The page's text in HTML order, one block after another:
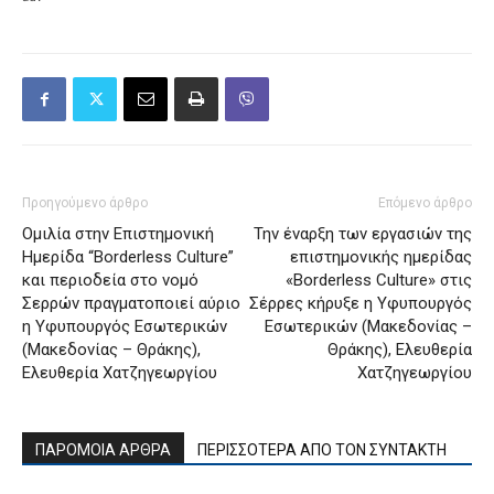
Προηγούμενο άρθρο
Ομιλία στην Επιστημονική
Ημερίδα “Borderless Culture”
και περιοδεία στο νομό
Σερρών πραγματοποιεί αύριο
η Υφυπουργός Εσωτερικών
(Μακεδονίας – Θράκης),
Ελευθερία Χατζηγεωργίου
Επόμενο άρθρο
Την έναρξη των εργασιών της
επιστημονικής ημερίδας
«Borderless Culture» στις
Σέρρες κήρυξε η Υφυπουργός
Εσωτερικών (Μακεδονίας –
Θράκης), Ελευθερία
Χατζηγεωργίου
ΠΑΡΟΜΟΙΑ ΑΡΘΡΑ ΠΕΡΙΣΣΟΤΕΡΑ ΑΠΟ ΤΟΝ ΣΥΝΤΑΚΤΗ